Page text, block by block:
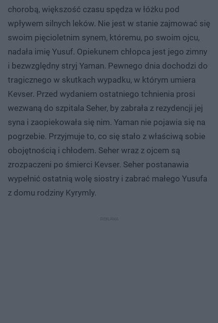
chorobą, większość czasu spędza w łóżku pod
wpływem silnych leków. Nie jest w stanie zajmować się
swoim pięcioletnim synem, któremu, po swoim ojcu,
nadała imię Yusuf. Opiekunem chłopca jest jego zimny
i bezwzględny stryj Yaman. Pewnego dnia dochodzi do
tragicznego w skutkach wypadku, w którym umiera
Kevser. Przed wydaniem ostatniego tchnienia prosi
wezwaną do szpitala Seher, by zabrała z rezydencji jej
syna i zaopiekowała się nim. Yaman nie pojawia się na
pogrzebie. Przyjmuje to, co się stało z właściwą sobie
obojętnością i chłodem. Seher wraz z ojcem są
zrozpaczeni po śmierci Kevser. Seher postanawia
wypełnić ostatnią wolę siostry i zabrać małego Yusufa
z domu rodziny Kyrymly.